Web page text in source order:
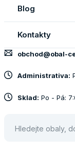
Blog
Kontakty
obchod@obal-
Administrativa:
Sklad: Po - Pá: